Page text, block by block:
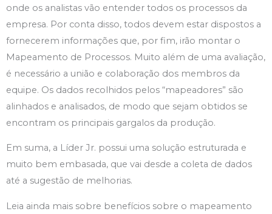
onde os analistas vão entender todos os processos da
empresa. Por conta disso, todos devem estar dispostos a
fornecerem informações que, por fim, irão montar o
Mapeamento de Processos. Muito além de uma avaliação,
é necessário a união e colaboração dos membros da
equipe. Os dados recolhidos pelos “mapeadores” são
alinhados e analisados, de modo que sejam obtidos se
encontram os principais gargalos da produção.
Em suma, a Líder Jr. possui uma solução estruturada e
muito bem embasada, que vai desde a coleta de dados
até a sugestão de melhorias.
Leia ainda mais sobre benefícios sobre o mapeamento